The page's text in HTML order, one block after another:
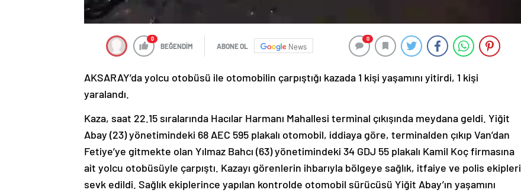
0
BEĞENDİM ABONE OL News
0
AKSARAY’da yolcu otobüsü ile otomobilin çarpıştığı kazada 1 kişi yaşamını yitirdi, 1 kişi
yaralandı.
Kaza, saat 22.15 sıralarında Hacılar Harmanı Mahallesi terminal çıkışında meydana geldi. Yiğit
Abay (23) yönetimindeki 68 AEC 595 plakalı otomobil, iddiaya göre, terminalden çıkıp Van’dan
Fetiye’ye gitmekte olan Yılmaz Bahcı (63) yönetimindeki 34 GDJ 55 plakalı Kamil Koç firmasına
ait yolcu otobüsüyle çarpıştı. Kazayı görenlerin ihbarıyla bölgeye sağlık, itfaiye ve polis ekipleri
sevk edildi. Sağlık ekiplerince yapılan kontrolde otomobil sürücüsü Yiğit Abay’ın yaşamını